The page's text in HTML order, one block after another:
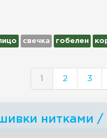
свечка гобелен
1 2 3
нитками